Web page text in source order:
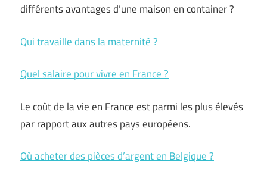
différents avantages d’une maison en container ?
Qui travaille dans la maternité ?
Quel salaire pour vivre en France ?
Le coût de la vie en France est parmi les plus élevés
par rapport aux autres pays européens.
Où acheter des pièces d’argent en Belgique ?